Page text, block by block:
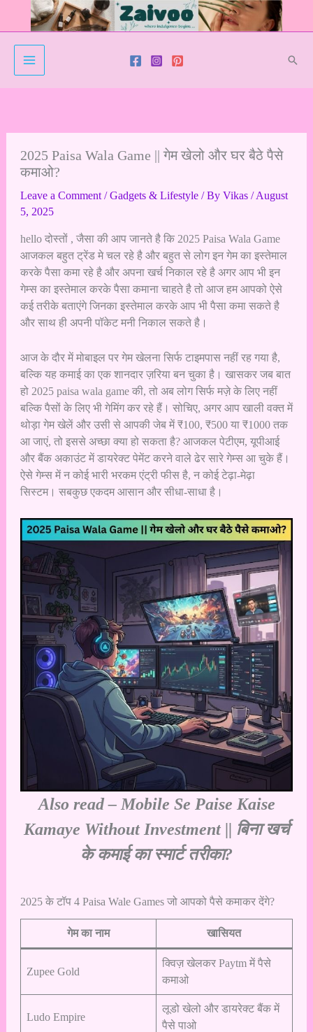
2025 Paisa Wala Game || गेम खेलो और घर बैठे पैसे
कमाओ?
Leave a Comment /Gadgets & Lifestyle/ By Vikas /August
5, 2025
hello दोस्तों , जैसा की आप जानते है कि 2025 Paisa Wala Game
आजकल बहुत ट्रेंड मे चल रहे है और बहुत से लोग इन गेम का इस्तेमाल
करके पैसा कमा रहे है और अपना खर्च निकाल रहे है अगर आप भी इन
गेम्स का इस्तेमाल करके पैसा कमाना चाहते है तो आज हम आपको ऐसे
कई तरीके बताएंगे जिनका इस्तेमाल करके आप भी पैसा कमा सकते है
और साथ ही अपनी पॉकेट मनी निकाल सकते है।
आज के दौर में मोबाइल पर गेम खेलना सिर्फ टाइमपास नहीं रह गया है,
बल्कि यह कमाई का एक शानदार ज़रिया बन चुका है। खासकर जब बात
हो 2025 paisa wala game की, तो अब लोग सिर्फ मज़े के लिए नहीं
बल्कि पैसों के लिए भी गेमिंग कर रहे हैं। सोचिए, अगर आप खाली वक्त में
थोड़ा गेम खेलें और उसी से आपकी जेब में ₹100, ₹500 या ₹1000 तक
आ जाएं, तो इससे अच्छा क्या हो सकता है? आजकल पेटीएम, यूपीआई
और बैंक अकाउंट में डायरेक्ट पेमेंट करने वाले ढेर सारे गेम्स आ चुके हैं।
ऐसे गेम्स में न कोई भारी भरकम एंट्री फीस है, न कोई टेढ़ा-मेढ़ा
सिस्टम। सबकुछ एकदम आसान और सीधा-साधा है।
Also read – Mobile Se Paise Kaise
Kamaye Without Investment || बिना खर्च
के कमाई का स्मार्ट तरीका?
2025 के टॉप 4 Paisa Wale Games जो आपको पैसे कमाकर देंगे?
गेम का नाम खासियत
Zupee Gold
क्विज़ खेलकर Paytm में पैसे
कमाओ
Ludo Empire
लूडो खेलो और डायरेक्ट बैंक में
पैसे पाओ